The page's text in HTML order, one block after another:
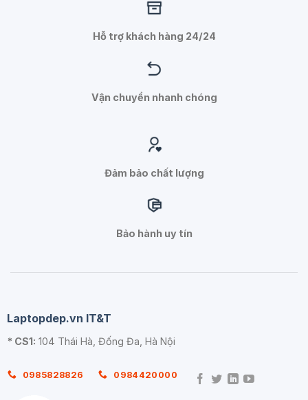
Hỗ trợ khách hàng 24/24
Vận chuyển nhanh chóng
Đảm bảo chất lượng
Bảo hành uy tín
Laptopdep.vn IT&T
* CS1: 104 Thái Hà, Đống Đa, Hà Nội
0985828826 0984420000